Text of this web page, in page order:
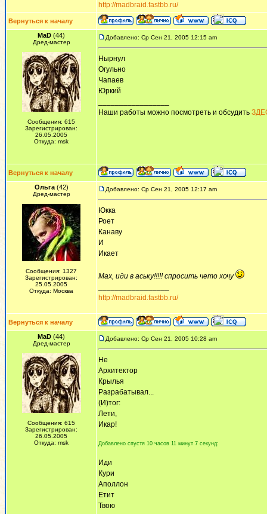
http://madbraid.fastbb.ru/
Вернуться к началу
MaD (44)
Дред-мастер
Сообщения: 615
Зарегистрирован:
26.05.2005
Откуда: msk
Добавлено: Ср Сен 21, 2005 12:15 am
Нырнул
Огульно
Чапаев
Юркий
Наши работы можно посмотреть и обсудить
Вернуться к началу
Ольга(42)
Дред-мастер
Сообщения: 1327
Зарегистрирован:
25.05.2005
Откуда: Москва
Добавлено: Ср Сен 21, 2005 12:17 am
Юкка
Роет
Канаву
И
Икает
Мах, иди в аську!!!!! спросить чето хочу
http://madbraid.fastbb.ru/
Вернуться к началу
MaD (44)
Дред-мастер
Сообщения: 615
Зарегистрирован:
26.05.2005
Откуда: msk
Добавлено: Ср Сен 21, 2005 10:28 am
Не
Архитектор
Крылья
Разрабатывал...
(И)тог:
Лети,
Икар!
Добавлено спустя 10 часов 11 минут 7 секунд:
Иди
Кури
Аполлон
Етит
Твою